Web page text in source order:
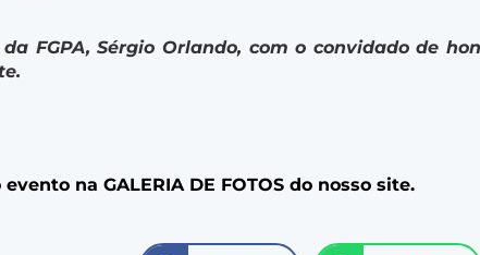
FGPA, Sérgio Orlando, com o convidado de
evento na GALERIA DE FOTOS do nosso site.